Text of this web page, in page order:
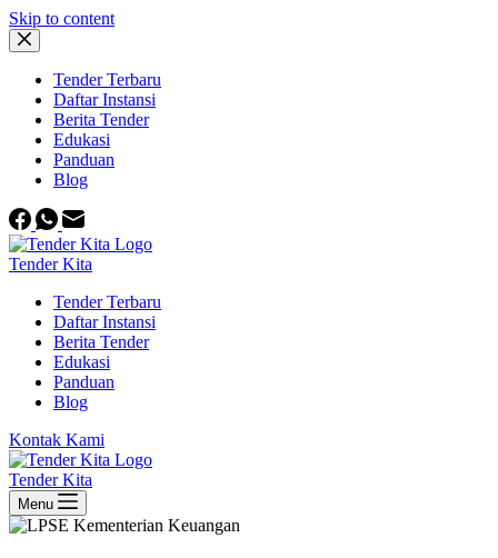
Skip to content
Tender Terbaru
Daftar Instansi
Berita Tender
Edukasi
Panduan
Blog
Tender Kita
Tender Terbaru
Daftar Instansi
Berita Tender
Edukasi
Panduan
Blog
Kontak Kami
Tender Kita
Menu